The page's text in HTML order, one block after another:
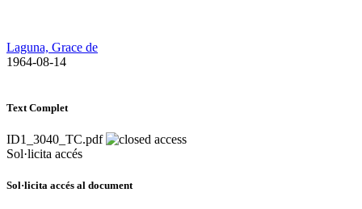
Laguna, Grace de
​ 1964-08-14
Text Complet
ID1_3040_TC.pdf
Sol·licita accés
Sol·licita accés al document